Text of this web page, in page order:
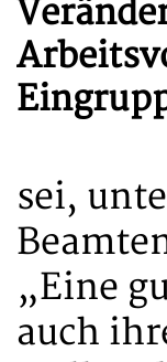
sei,
„Eine
auch